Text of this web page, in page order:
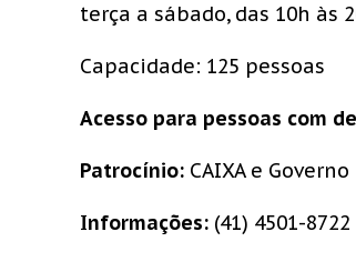
terça a sábado, das 10h às
Capacidade: 125 pessoas
Acesso para pessoas com
Patrocínio: CAIXA e
Informações: (41) 4501-8722